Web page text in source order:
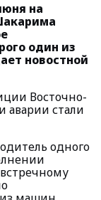
на
один из
новостной
Восточно-
аварии стали
одного